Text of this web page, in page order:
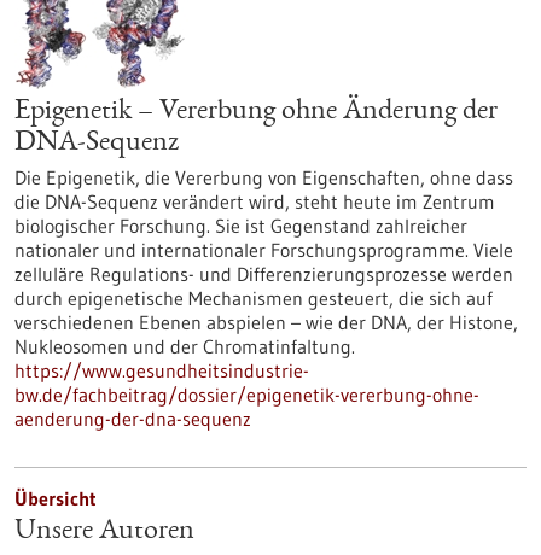
Epigenetik – Vererbung ohne Änderung der
DNA-Sequenz
Die Epigenetik, die Vererbung von Eigenschaften, ohne dass
die DNA-Sequenz verändert wird, steht heute im Zentrum
biologischer Forschung. Sie ist Gegenstand zahlreicher
nationaler und internationaler Forschungsprogramme. Viele
zelluläre Regulations- und Differenzierungsprozesse werden
durch epigenetische Mechanismen gesteuert, die sich auf
verschiedenen Ebenen abspielen – wie der DNA, der Histone,
Nukleosomen und der Chromatinfaltung.
https://www.gesundheitsindustrie-
bw.de/fachbeitrag/dossier/epigenetik-vererbung-ohne-
aenderung-der-dna-sequenz
Übersicht
Unsere Autoren